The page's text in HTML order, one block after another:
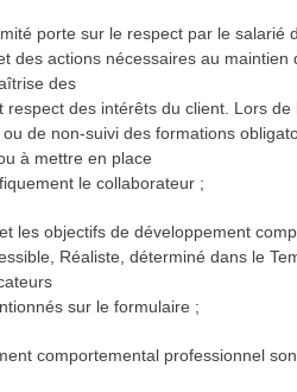
porte sur le respect par le salarié
des actions nécessaires au maintien
des
respect des intérêts du client. Lors
de non-suivi des formations
à mettre en place
le collaborateur ;
les objectifs de développement
Réaliste, déterminé dans le
sur le formulaire ;
comportemental professionnel